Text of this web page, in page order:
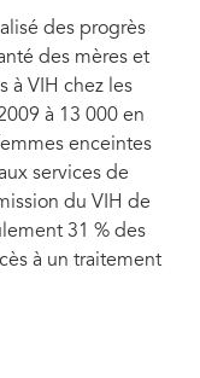
des progrès
des mères et
à VIH chez les
à 13 000 en
enceintes
services de
du VIH de
31 % des
à un traitement